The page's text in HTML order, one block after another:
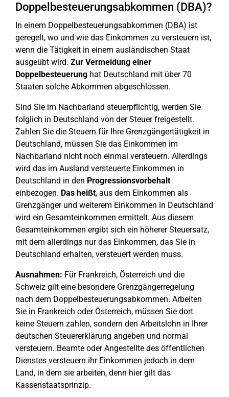
Doppelbesteuerungsabkommen (DBA)?
In einem Doppelbesteuerungsabkommen (DBA) ist
geregelt, wo und wie das Einkommen zu versteuern ist,
wenn die Tätigkeit in einem ausländischen Staat
ausgeübt wird. Zur Vermeidung einer
Doppelbesteuerung hat Deutschland mit über 70
Staaten solche Abkommen abgeschlossen.
Sind Sie im Nachbarland steuerpflichtig, werden Sie
folglich in Deutschland von der Steuer freigestellt.
Zahlen Sie die Steuern für Ihre Grenzgängertätigkeit in
Deutschland, müssen Sie das Einkommen im
Nachbarland nicht noch einmal versteuern. Allerdings
wird das im Ausland versteuerte Einkommen in
Deutschland in den Progressionsvorbehalt
einbezogen. Das heißt, aus dem Einkommen als
Grenzgänger und weiterem Einkommen in Deutschland
wird ein Gesamteinkommen ermittelt. Aus diesem
Gesamteinkommen ergibt sich ein höherer Steuersatz,
mit dem allerdings nur das Einkommen, das Sie in
Deutschland erhalten, versteuert werden muss.
Ausnahmen: Für Frankreich, Österreich und die
Schweiz gilt eine besondere Grenzgängerregelung
nach dem Doppelbesteuerungsabkommen. Arbeiten
Sie in Frankreich oder Österreich, müssen Sie dort
keine Steuern zahlen, sondern den Arbeitslohn in Ihrer
deutschen Steuererklärung angeben und normal
versteuern. Beamte oder Angestellte des öffentlichen
Dienstes versteuern ihr Einkommen jedoch in dem
Land, in dem sie arbeiten, denn hier gilt das
Kassenstaatsprinzip.